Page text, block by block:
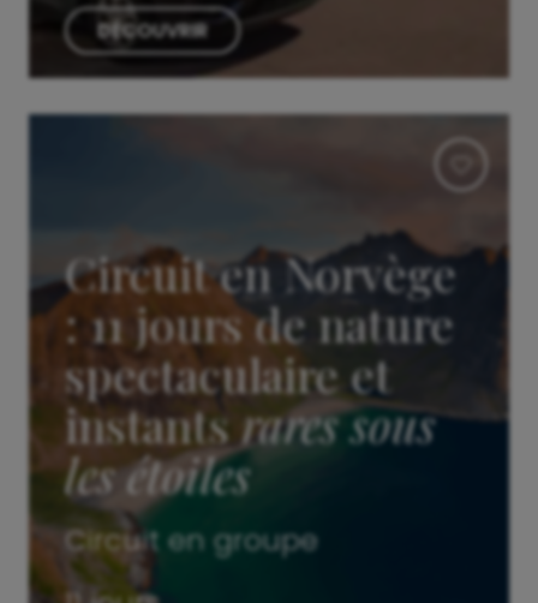
DÉCOUVRIR
Circuit en Norvège
: 11 jours de nature
spectaculaire et
instantsrares sous
les étoiles
Circuit en groupe